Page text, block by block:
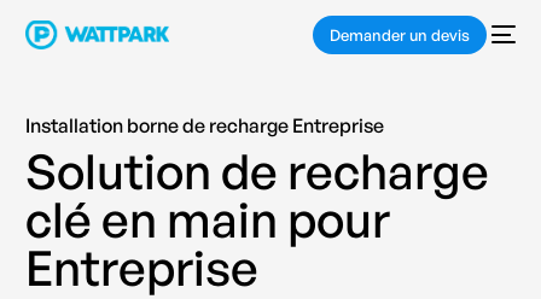
Demander un devis
Installation borne de recharge Entreprise
Solution de recharge
clé en main pour
Entreprise